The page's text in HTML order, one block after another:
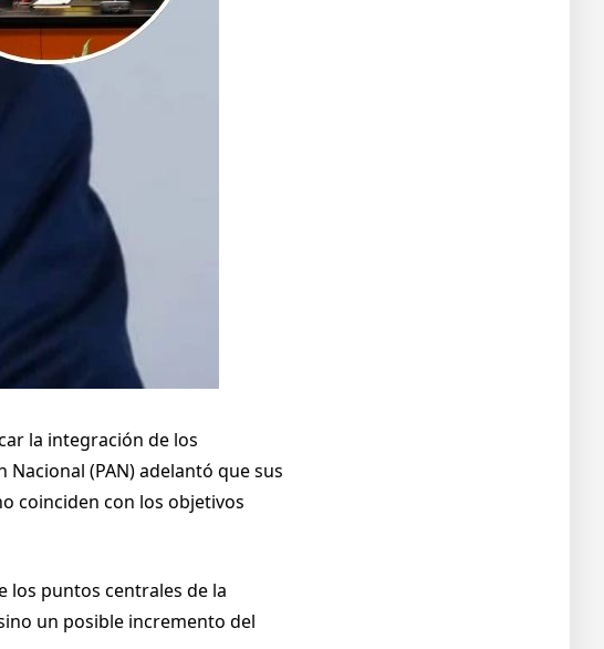
la integración de los
(PAN) adelantó que sus
coinciden con los objetivos
los puntos centrales de la
un posible incremento del